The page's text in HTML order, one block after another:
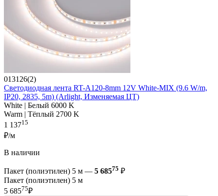
013126(2)
Светодиодная лента RT-A120-8mm 12V White-MIX (9.6 W/m,
IP20, 2835, 5m) (Arlight, Изменяемая ЦТ)
White | Белый 6000 K
Warm | Тёплый 2700 K
1 13715
₽/м
В наличии
Пакет (полиэтилен) 5 м — 5 68575 ₽
Пакет (полиэтилен) 5 м
5 68575₽